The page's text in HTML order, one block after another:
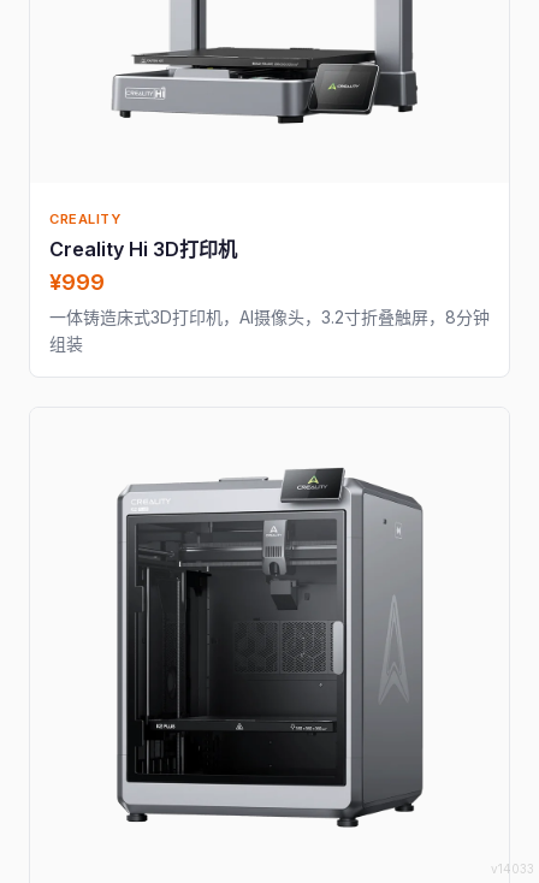
CREALITY
Creality Hi 3D打印机
¥999
一体铸造床式3D打印机，AI摄像头，3.2寸折叠触屏，8分钟
组装
v14033